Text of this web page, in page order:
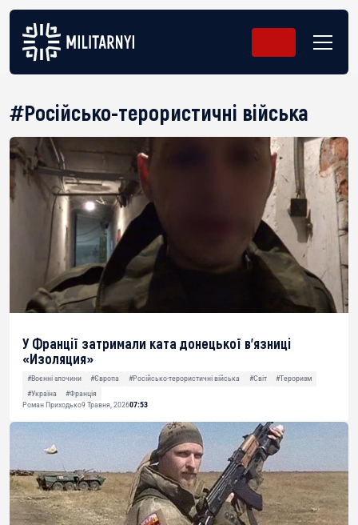
#Російсько-терористичні війська
У Франції затримали ката донецької в’язниці
«Изоляция»
#Воєнні злочини #Європа #Російсько-терористичні війська #Світ
#Тероризм
#Україна
#Франція
Роман Приходько9 Травня, 202607:53